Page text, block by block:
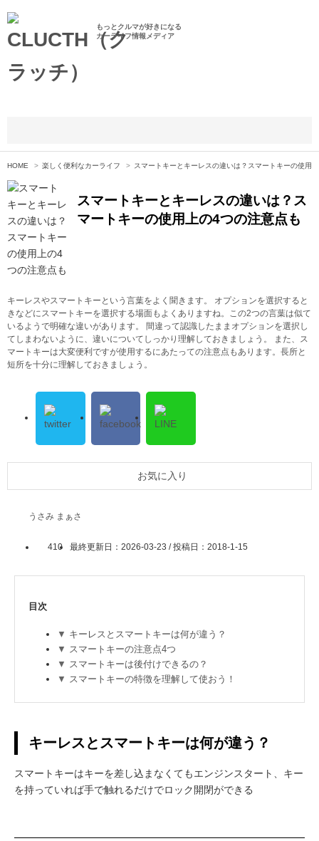
もっとクルマが好きになる
カーライフ情報メディア
HOME 楽しく便利なカーライフ スマートキーとキーレスの違いは？スマートキーの使用
スマートキーとキーレスの違いは？ス
マートキーの使用上の4つの注意点も
キーレスやスマートキーという言葉をよく聞きます。 オプションを選択すると
きなどにスマートキーを選択する場面もよくありますね。この2つの言葉は似て
いるようで明確な違いがあります。 間違って認識したままオプションを選択し
てしまわないように、違いについてしっかり理解しておきましょう。 また、ス
マートキーは大変便利ですが使用するにあたっての注意点もあります。長所と
短所を十分に理解しておきましょう。
お気に入り
うさみ まぁさ
410 最終更新日：2026-03-23 / 投稿日： 2018-1-15
目次
キーレスとスマートキーは何が違う？
スマートキーの注意点4つ
スマートキーは後付けできるの？
スマートキーの特徴を理解して使おう！
キーレスとスマートキーは何が違う？
スマートキーはキーを差し込まなくてもエンジンスタート、キー
を持っていれば手で触れるだけでロック開閉ができる